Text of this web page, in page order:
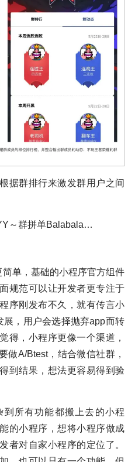
据群排行来激发群用户之间
～群拼单Balabala…
单，基础的小程序官方组件
规范可以让开发者更专注于
序刚发布不久，就有传言小
，用户会选择抛弃app而转
得，小程序更像一个渠道，
做A/Btest，结合微信社群，
到结果，想法更容易得到验
所有功能都搬上去的小程
的小程序，想将小程序做成
者对自家小程序的定位了。